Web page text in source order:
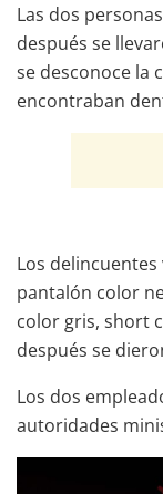
Las dos
después se
se desconoce la
encontraban
Los
pantalón color
color gris, short
después se
Los dos
autoridades